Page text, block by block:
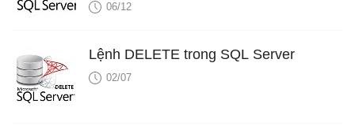
06/12
Lệnh DELETE trong SQL Server
02/07